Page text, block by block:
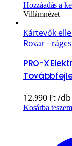
Hozzáadás a
Villámnézet
Kártevők
Rovar -
PRO-X
12.990 Ft
Kosárba teszem